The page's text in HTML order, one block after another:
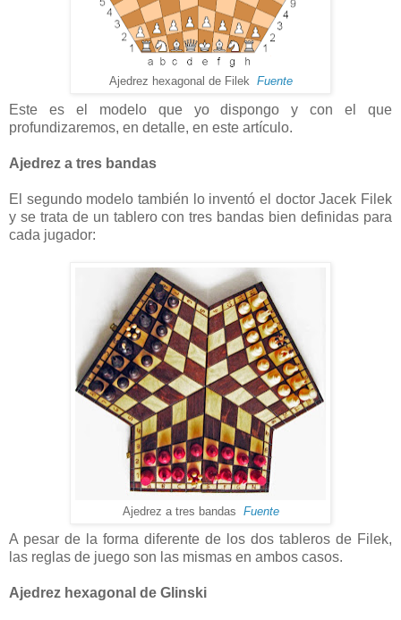
Ajedrez hexagonal de Filek Fuente
Este es el modelo que yo dispongo y con el que
profundizaremos, en detalle, en este artículo.
Ajedrez a tres bandas
El segundo modelo también lo inventó el doctor Jacek Filek
y se trata de un tablero con tres bandas bien definidas para
cada jugador:
Ajedrez a tres bandas Fuente
A pesar de la forma diferente de los dos tableros de Filek,
las reglas de juego son las mismas en ambos casos.
Ajedrez hexagonal de Glinski